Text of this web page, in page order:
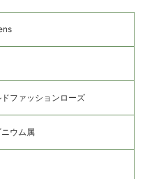
ファッションローズ
ウム属